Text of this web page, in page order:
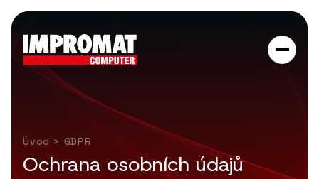
Úvod > GDPR
Ochrana osobních údajů